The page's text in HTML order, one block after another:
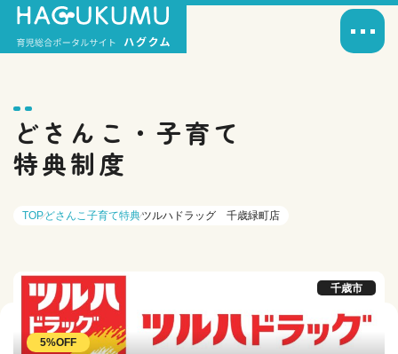
どさんこ・子育て
特典制度
TOPどさんこ子育て特典ツルハドラッグ 千歳緑町店
千歳市
5%OFF